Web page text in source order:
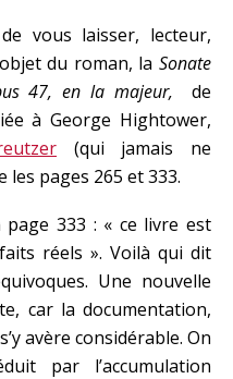
vous laisser, lecteur,
du roman, la Sonate
47, en la majeur,
de
à George Hightower,
(qui jamais ne
pages 265 et 333.
333 : « ce livre est
réels ». Voilà qui dit
Une nouvelle
car la documentation,
avère considérable. On
par l’accumulation